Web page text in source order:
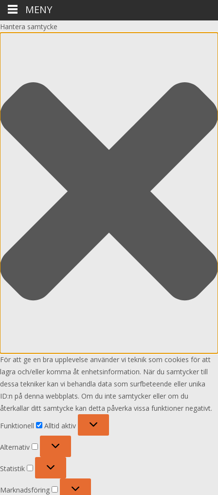
Hantera samtycke
För att ge en bra upplevelse använder vi teknik som cookies för att
lagra och/eller komma åt enhetsinformation. När du samtycker till
dessa tekniker kan vi behandla data som surfbeteende eller unika
ID:n på denna webbplats. Om du inte samtycker eller om du
återkallar ditt samtycke kan detta påverka vissa funktioner negativt.
Funktionell
Alltid aktiv
Alternativ
Statistik
Marknadsföring
MENY